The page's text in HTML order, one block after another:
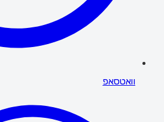
וואטסאפ